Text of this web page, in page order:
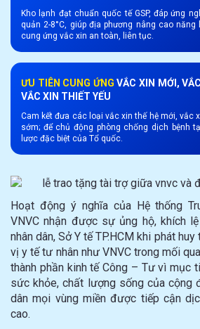
Kho lạnh đạt chuẩn quốc tế GSP, đáp ứng
quản 2-8°C, giúp địa phương nâng cao
cung ứng vắc xin an toàn, liên tục.
ƯU TIÊN CUNG ỨNG VẮC XIN MỚI,
VẮC XIN THIẾT YẾU
Cam kết đưa các loại vắc xin thế hệ mới, vắc
sớm; để chủ động phòng chống dịch bệnh
lược đặc biệt của Tổ quốc.
Hoạt động ý nghĩa của Hệ thống
VNVC nhận được sự ủng hộ, khích
nhân dân, Sở Y tế TP.HCM khi phát
vị y tế tư nhân như VNVC trong mối
thành phần kinh tế Công – Tư vì mục
sức khỏe, chất lượng sống của cộng
dân mọi vùng miền được tiếp cận
cao.